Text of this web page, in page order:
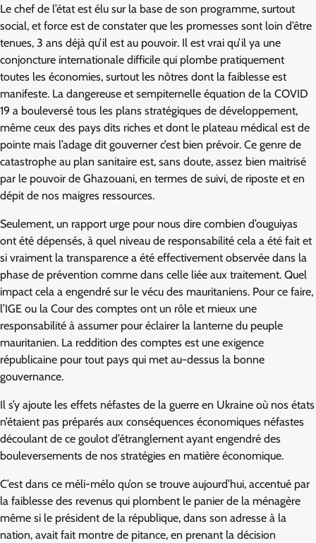
Le chef de l’état est élu sur la base de son programme, surtout
social, et force est de constater que les promesses sont loin d’être
tenues, 3 ans déjà qu’il est au pouvoir. Il est vrai qu’il ya une
conjoncture internationale difficile qui plombe pratiquement
toutes les économies, surtout les nôtres dont la faiblesse est
manifeste. La dangereuse et sempiternelle équation de la COVID
19 a bouleversé tous les plans stratégiques de développement,
même ceux des pays dits riches et dont le plateau médical est de
pointe mais l’adage dit gouverner c’est bien prévoir. Ce genre de
catastrophe au plan sanitaire est, sans doute, assez bien maitrisé
par le pouvoir de Ghazouani, en termes de suivi, de riposte et en
dépit de nos maigres ressources.
Seulement, un rapport urge pour nous dire combien d’ouguiyas
ont été dépensés, à quel niveau de responsabilité cela a été fait et
si vraiment la transparence a été effectivement observée dans la
phase de prévention comme dans celle liée aux traitement. Quel
impact cela a engendré sur le vécu des mauritaniens. Pour ce faire,
l’IGE ou la Cour des comptes ont un rôle et mieux une
responsabilité à assumer pour éclairer la lanterne du peuple
mauritanien. La reddition des comptes est une exigence
républicaine pour tout pays qui met au-dessus la bonne
gouvernance.
Il s’y ajoute les effets néfastes de la guerre en Ukraine où nos états
n’étaient pas préparés aux conséquences économiques néfastes
découlant de ce goulot d’étranglement ayant engendré des
bouleversements de nos stratégies en matière économique.
C’est dans ce méli-mélo qu’on se trouve aujourd’hui, accentué par
la faiblesse des revenus qui plombent le panier de la ménagère
même si le président de la république, dans son adresse à la
nation, avait fait montre de pitance, en prenant la décision